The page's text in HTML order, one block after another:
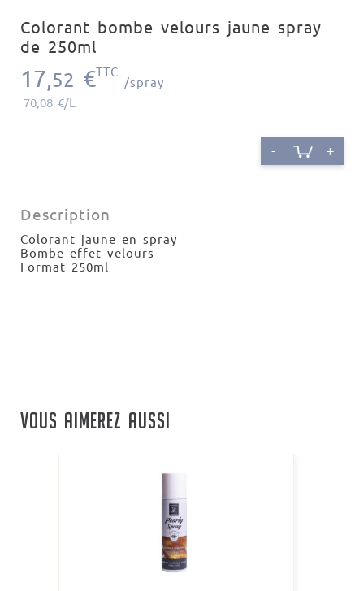
Colorant bombe velours jaune spray
de 250ml
17,52 €TTC
/spray
70,08 €/L
- +
Description
Colorant jaune en spray
Bombe effet velours
Format 250ml
VOUS AIMEREZ AUSSI